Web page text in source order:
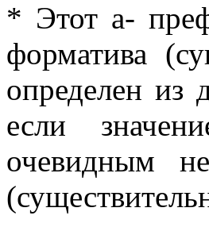
* Этот a-
форматива
определен из
если
очевидным